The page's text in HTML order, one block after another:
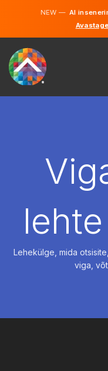
NEW —AI
PALKAMA
Lehekülge, mida
viga,